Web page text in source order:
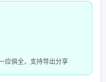
应俱全，支持导出分享